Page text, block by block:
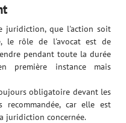
juridiction, que l'action soit
le rôle de l'avocat est de
pendant toute la durée
première instance mais
obligatoire devant les
car elle est
juridiction concernée.